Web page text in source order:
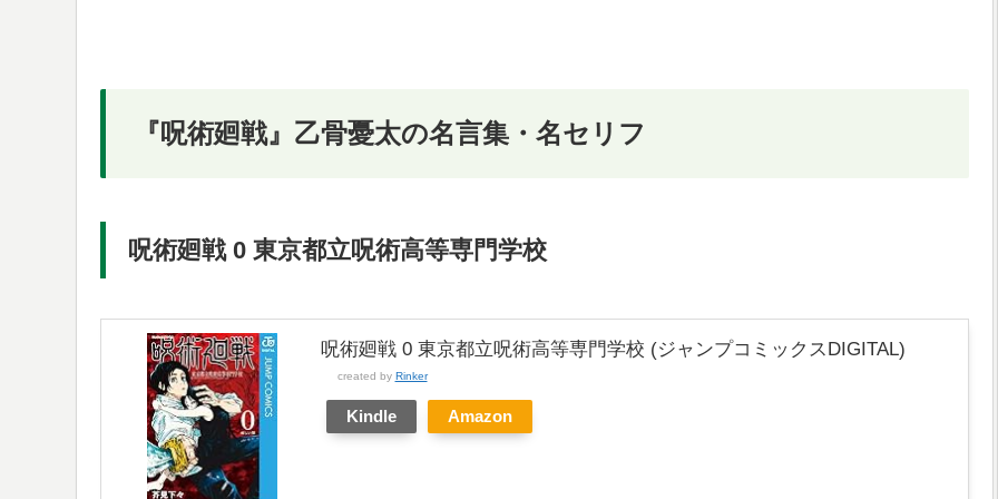
『呪術廻戦』乙骨憂太の名言集・名セリフ
呪術廻戦 0 東京都立呪術高等専門学校
呪術廻戦 0 東京都立呪術高等専門学校 (ジャンプコミックスDIGITAL)
created by Rinker
Kindle Amazon